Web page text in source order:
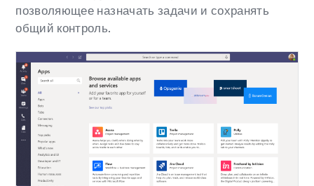
позволяющее назначать задачи и сохранять
общий контроль.